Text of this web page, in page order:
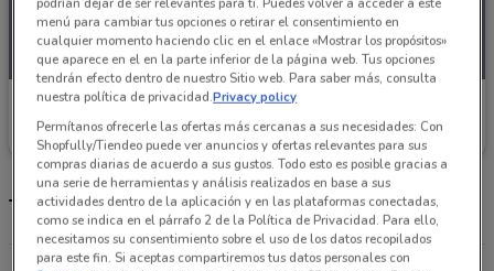
Movistar
Caduca el 20/09
Tienda y teléfonos Movistar
menú para cambiar tus opciones o retirar el consentimiento en
cualquier momento haciendo clic en el enlace «Mostrar los propósitos»
que aparece en el en la parte inferior de la página web. Tus opciones
tendrán efecto dentro de nuestro Sitio web. Para saber más, consulta
nuestra política de privacidad.Privacy policy
Permítanos ofrecerle las ofertas más cercanas a sus necesidades: Con
Shopfully/Tiendeo puede ver anuncios y ofertas relevantes para sus
compras diarias de acuerdo a sus gustos. Todo esto es posible gracias a
una serie de herramientas y análisis realizados en base a sus
actividades dentro de la aplicación y en las plataformas conectadas,
como se indica en el párrafo 2 de la Política de Privacidad. Para ello,
necesitamos su consentimiento sobre el uso de los datos recopilados
para este fin. Si aceptas compartiremos tus datos personales con